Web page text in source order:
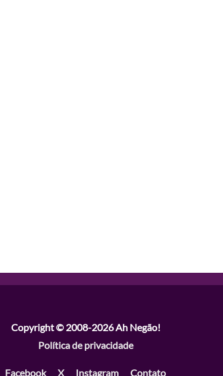
Copyright © 2008-2026Ah Negão!
Política de privacidade
Facebook X Instagram Contato